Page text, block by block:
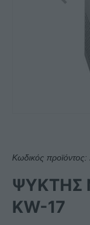
Κωδικός προϊόντος:
ΨΥΚΤΗΣ
KW-17